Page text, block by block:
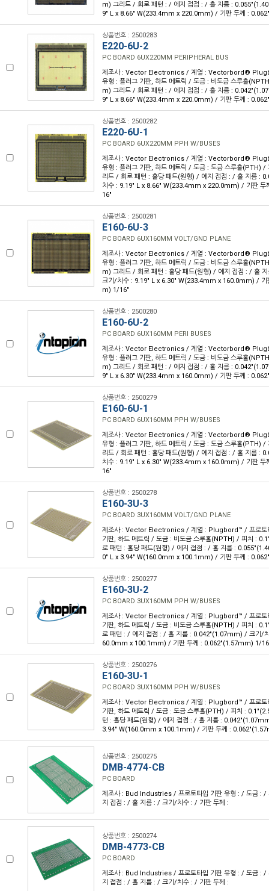
m) 그리드 / 회로 패턴 : / 에지 접점 : / 홀 지름 :
9" L x 8.66" W(233.4mm x 220.0mm) / 기판 두께 :
상품번호 : 2500283
E220-6U-2
PC BOARD 6UX220MM PERIPHERAL BUS
제조사 : Vector Electronics / 계열 : Vectorbord®
유형 : 플러그 기판, 하드 메트릭 / 도금 : 비도금 스루홀
m) 그리드 / 회로 패턴 : / 에지 접점 : / 홀 지름 :
9" L x 8.66" W(233.4mm x 220.0mm) / 기판 두께 :
상품번호 : 2500282
E220-6U-1
PC BOARD 6UX220MM PPH W/BUSES
제조사 : Vector Electronics / 계열 : Vectorbord®
유형 : 플러그 기판, 하드 메트릭 / 도금 : 도금 스루홀(PTH)
리드 / 회로 패턴 : 홀당 패드(원형) / 에지 접점 : / 홀 지름 :
치수 : 9.19" L x 8.66" W(233.4mm x 220.0mm) / 기판
16"
상품번호 : 2500281
E160-6U-3
PC BOARD 6UX160MM VOLT/GND PLANE
제조사 : Vector Electronics / 계열 : Vectorbord®
유형 : 플러그 기판, 하드 메트릭 / 도금 : 비도금 스루홀
m) 그리드 / 회로 패턴 : 홀당 패드(원형) / 에지 접점 : / 홀
크기/치수 : 9.19" L x 6.30" W(233.4mm x 160.0mm) / 기
m) 1/16"
상품번호 : 2500280
E160-6U-2
PC BOARD 6UX160MM PERI BUSES
제조사 : Vector Electronics / 계열 : Vectorbord®
유형 : 플러그 기판, 하드 메트릭 / 도금 : 비도금 스루홀
m) 그리드 / 회로 패턴 : / 에지 접점 : / 홀 지름 :
9" L x 6.30" W(233.4mm x 160.0mm) / 기판 두께 :
상품번호 : 2500279
E160-6U-1
PC BOARD 6UX160MM PPH W/BUSES
제조사 : Vector Electronics / 계열 : Vectorbord®
유형 : 플러그 기판, 하드 메트릭 / 도금 : 도금 스루홀(PTH)
리드 / 회로 패턴 : 홀당 패드(원형) / 에지 접점 : / 홀 지름 :
치수 : 9.19" L x 6.30" W(233.4mm x 160.0mm) / 기판
16"
상품번호 : 2500278
E160-3U-3
PC BOARD 3UX160MM VOLT/GND PLANE
제조사 : Vector Electronics / 계열 : Plugbord™ / 프로토
기판, 하드 메트릭 / 도금 : 비도금 스루홀(NPTH) / 피치 :
로 패턴 : 홀당 패드(원형) / 에지 접점 : / 홀 지름 :
0" L x 3.94" W(160.0mm x 100.1mm) / 기판 두께 :
상품번호 : 2500277
E160-3U-2
PC BOARD 3UX160MM PPH W/BUSES
제조사 : Vector Electronics / 계열 : Plugbord™ / 프로토
기판, 하드 메트릭 / 도금 : 비도금 스루홀(NPTH) / 피치 :
로 패턴 : / 에지 접점 : / 홀 지름 : 0.042"(1.07mm) / 크기/
60.0mm x 100.1mm) / 기판 두께 : 0.062"(1.57mm) 1/
상품번호 : 2500276
E160-3U-1
PC BOARD 3UX160MM PPH W/BUSES
제조사 : Vector Electronics / 계열 : Plugbord™ / 프로토
기판, 하드 메트릭 / 도금 : 도금 스루홀(PTH) / 피치 :
턴 : 홀당 패드(원형) / 에지 접점 : / 홀 지름 :
3.94" W(160.0mm x 100.1mm) / 기판 두께 :
상품번호 : 2500275
DMB-4774-CB
PC BOARD
제조사 : Bud Industries / 프로토타입 기판 유형 : / 도금 : /
지 접점 : / 홀 지름 : / 크기/치수 : / 기판 두께 :
상품번호 : 2500274
DMB-4773-CB
PC BOARD
제조사 : Bud Industries / 프로토타입 기판 유형 : / 도금 : /
지 접점 : / 홀 지름 : / 크기/치수 : / 기판 두께 :